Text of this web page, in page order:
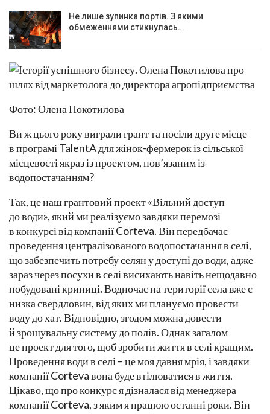
Не лише зупинка портів. З якими
обмеженнями стикнулась…
Фото: Олена Покотилова
Ви ж цього року виграли грант та посіли друге місце
в програмі TalentA для жінок-фермерок із сільської
місцевості якраз із проектом, пов’язаним із
водопостачанням?
Так, це наш грантовий проект «Вільний доступ
до води», який ми реалізуємо завдяки перемозі
в конкурсі від компанії Corteva. Він передбачає
проведення централізованого водопостачання в селі,
що забезпечить потребу селян у доступі до води, адже
зараз через посухи в селі висихають навіть нещодавно
побудовані криниці. Водночас на території села вже є
низка свердловин, від яких ми плануємо провести
воду до хат. Відповідно, згодом можна довести
й зрошувальну систему до полів. Однак загалом
це проект для того, щоб зробити життя в селі кращим.
Проведення води в селі – це моя давня мрія, і завдяки
компанії Corteva вона буде втілюватися в життя.
Цікаво, що про конкурс я дізналася від менеджера
компанії Corteva, з яким я працюю останні роки. Він